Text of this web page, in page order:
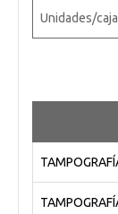
Unidades/caja